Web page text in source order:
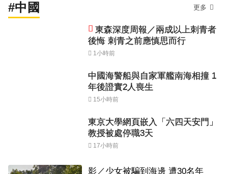
#中國 更多
東森深度周報／兩成以上刺青者
後悔 刺青之前應慎思而行
1小時前
中國海警船與自家軍艦南海相撞 1
年後證實2人喪生
15小時前
東京大學網頁嵌入「六四天安門」
教授被處停職3天
17小時前
影／少女被騙到海邊 遭30名年